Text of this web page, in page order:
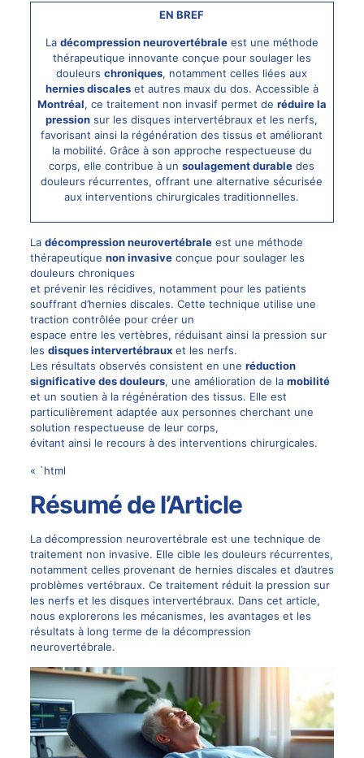
EN BREF
La décompression neurovertébraleest une méthode
thérapeutique innovante conçue pour soulager les
douleurschroniques, notamment celles liées aux
hernies discaleset autres maux du dos. Accessible à
Montréal, ce traitement non invasif permet de réduire la
pression sur les disques intervertébraux et les nerfs,
favorisant ainsi la régénération des tissus et améliorant
la mobilité. Grâce à son approche respectueuse du
corps, elle contribue à unsoulagement durable des
douleurs récurrentes, offrant une alternative sécurisée
aux interventions chirurgicales traditionnelles.
La décompression neurovertébraleest une méthode
thérapeutique non invasiveconçue pour soulager les
douleurs chroniques
et prévenir les récidives, notamment pour les patients
souffrant d’hernies discales. Cette technique utilise une
traction contrôlée pour créer un
espace entre les vertèbres, réduisant ainsi la pression sur
les disques intervertébrauxet les nerfs.
Les résultats observés consistent en une réduction
significative des douleurs, une amélioration de la mobilité
et un soutien à la régénération des tissus. Elle est
particulièrement adaptée aux personnes cherchant une
solution respectueuse de leur corps,
évitant ainsi le recours à des interventions chirurgicales.
« `html
Résumé de l’Article
La décompression neurovertébrale est une technique de
traitement non invasive. Elle cible les douleurs récurrentes,
notamment celles provenant de hernies discales et d’autres
problèmes vertébraux. Ce traitement réduit la pression sur
les nerfs et les disques intervertébraux. Dans cet article,
nous explorerons les mécanismes, les avantages et les
résultats à long terme de la décompression
neurovertébrale.